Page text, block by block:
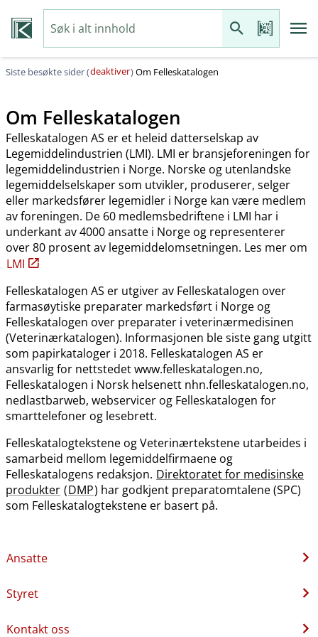
Siste besøkte sider (deaktiver)Om Felleskatalogen
Om Felleskatalogen
Felleskatalogen AS er et heleid datterselskap av
Legemiddelindustrien (LMI). LMI er bransjeforeningen for
legemiddelindustrien i Norge. Norske og utenlandske
legemiddelselskaper som utvikler, produserer, selger
eller markedsfører legemidler i Norge kan være medlem
av foreningen. De 60 medlemsbedriftene i LMI har i
underkant av 4000 ansatte i Norge og representerer
over 80 prosent av legemiddelomsetningen. Les mer om
LMI
Felleskatalogen AS er utgiver av Felleskatalogen over
farmasøytiske preparater markedsført i Norge og
Felleskatalogen over preparater i veterinærmedisinen
(Veterinærkatalogen). Informasjonen ble siste gang utgitt
som papirkataloger i 2018. Felleskatalogen AS er
ansvarlig for nettstedet www.felleskatalogen.no,
Felleskatalogen i Norsk helsenett nhn.felleskatalogen.no,
nedlastbarweb, webservicer og Felleskatalogen for
smarttelefoner og lesebrett.
Felleskatalogtekstene og Veterinærtekstene utarbeides i
samarbeid mellom legemiddelfirmaene og
Felleskatalogens redaksjon. Direktoratet for medisinske
produkter (DMP) har godkjent preparatomtalene (SPC)
som Felleskatalogtekstene er basert på.
Ansatte
Styret
Kontakt oss